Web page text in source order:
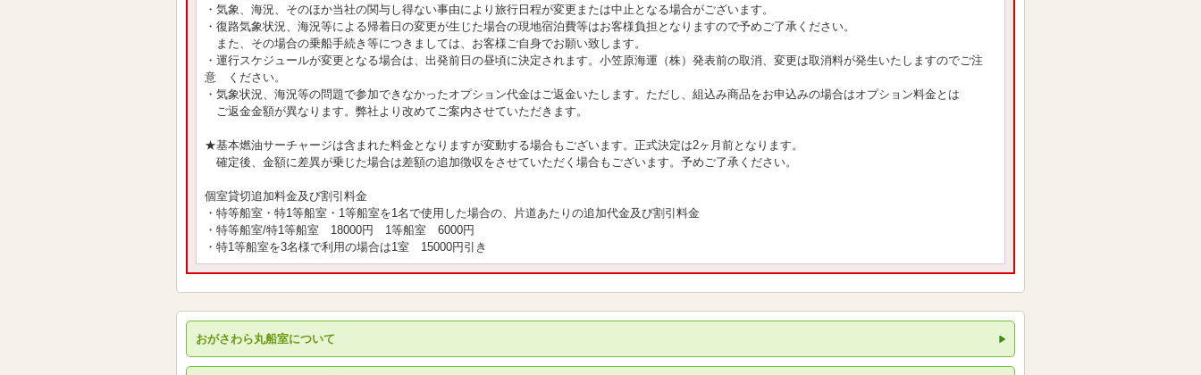
・気象、海況、そのほか当社の関与し得ない事由により旅行日程が変更または中止となる場合がございます。
・復路気象状況、海況等による帰着日の変更が生じた場合の現地宿泊費等はお客様負担となりますので予めご了承ください。
また、その場合の乗船手続き等につきましては、お客様ご自身でお願い致します。
・運行スケジュールが変更となる場合は、出発前日の昼頃に決定されます。小笠原海運（株）発表前の取消、変更は取消料が発生いたしますのでご注
意 ください。
・気象状況、海況等の問題で参加できなかったオプション代金はご返金いたします。ただし、組込み商品をお申込みの場合はオプション料金とは
ご返金金額が異なります。弊社より改めてご案内させていただきます。
★基本燃油サーチャージは含まれた料金となりますが変動する場合もございます。正式決定は2ヶ月前となります。
確定後、金額に差異が乗じた場合は差額の追加徴収をさせていただく場合もございます。予めご了承ください。
個室貸切追加料金及び割引料金
・特等船室・特1等船室・1等船室を1名で使用した場合の、片道あたりの追加代金及び割引料金
・特等船室/特1等船室 18000円 1等船室 6000円
・特1等船室を3名様で利用の場合は1室 15000円引き
おがさわら丸船室について